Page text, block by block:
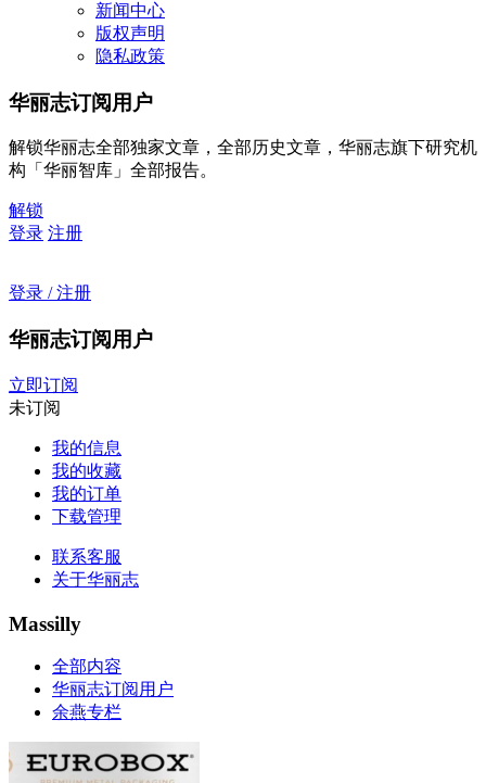
新闻中心
版权声明
隐私政策
华丽志订阅用户
解锁华丽志全部独家文章，全部历史文章，华丽志旗下研究机
构「华丽智库」全部报告。
解锁
登录 注册
登录 / 注册
华丽志订阅用户
立即订阅
未订阅
我的信息
我的收藏
我的订单
下载管理
联系客服
关于华丽志
Massilly
全部内容
华丽志订阅用户
余燕专栏